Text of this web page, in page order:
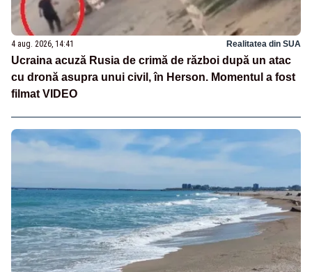
4 aug. 2026, 14:41 Realitatea din SUA
Ucraina acuză Rusia de crimă de război după un atac
cu dronă asupra unui civil, în Herson. Momentul a fost
filmat VIDEO